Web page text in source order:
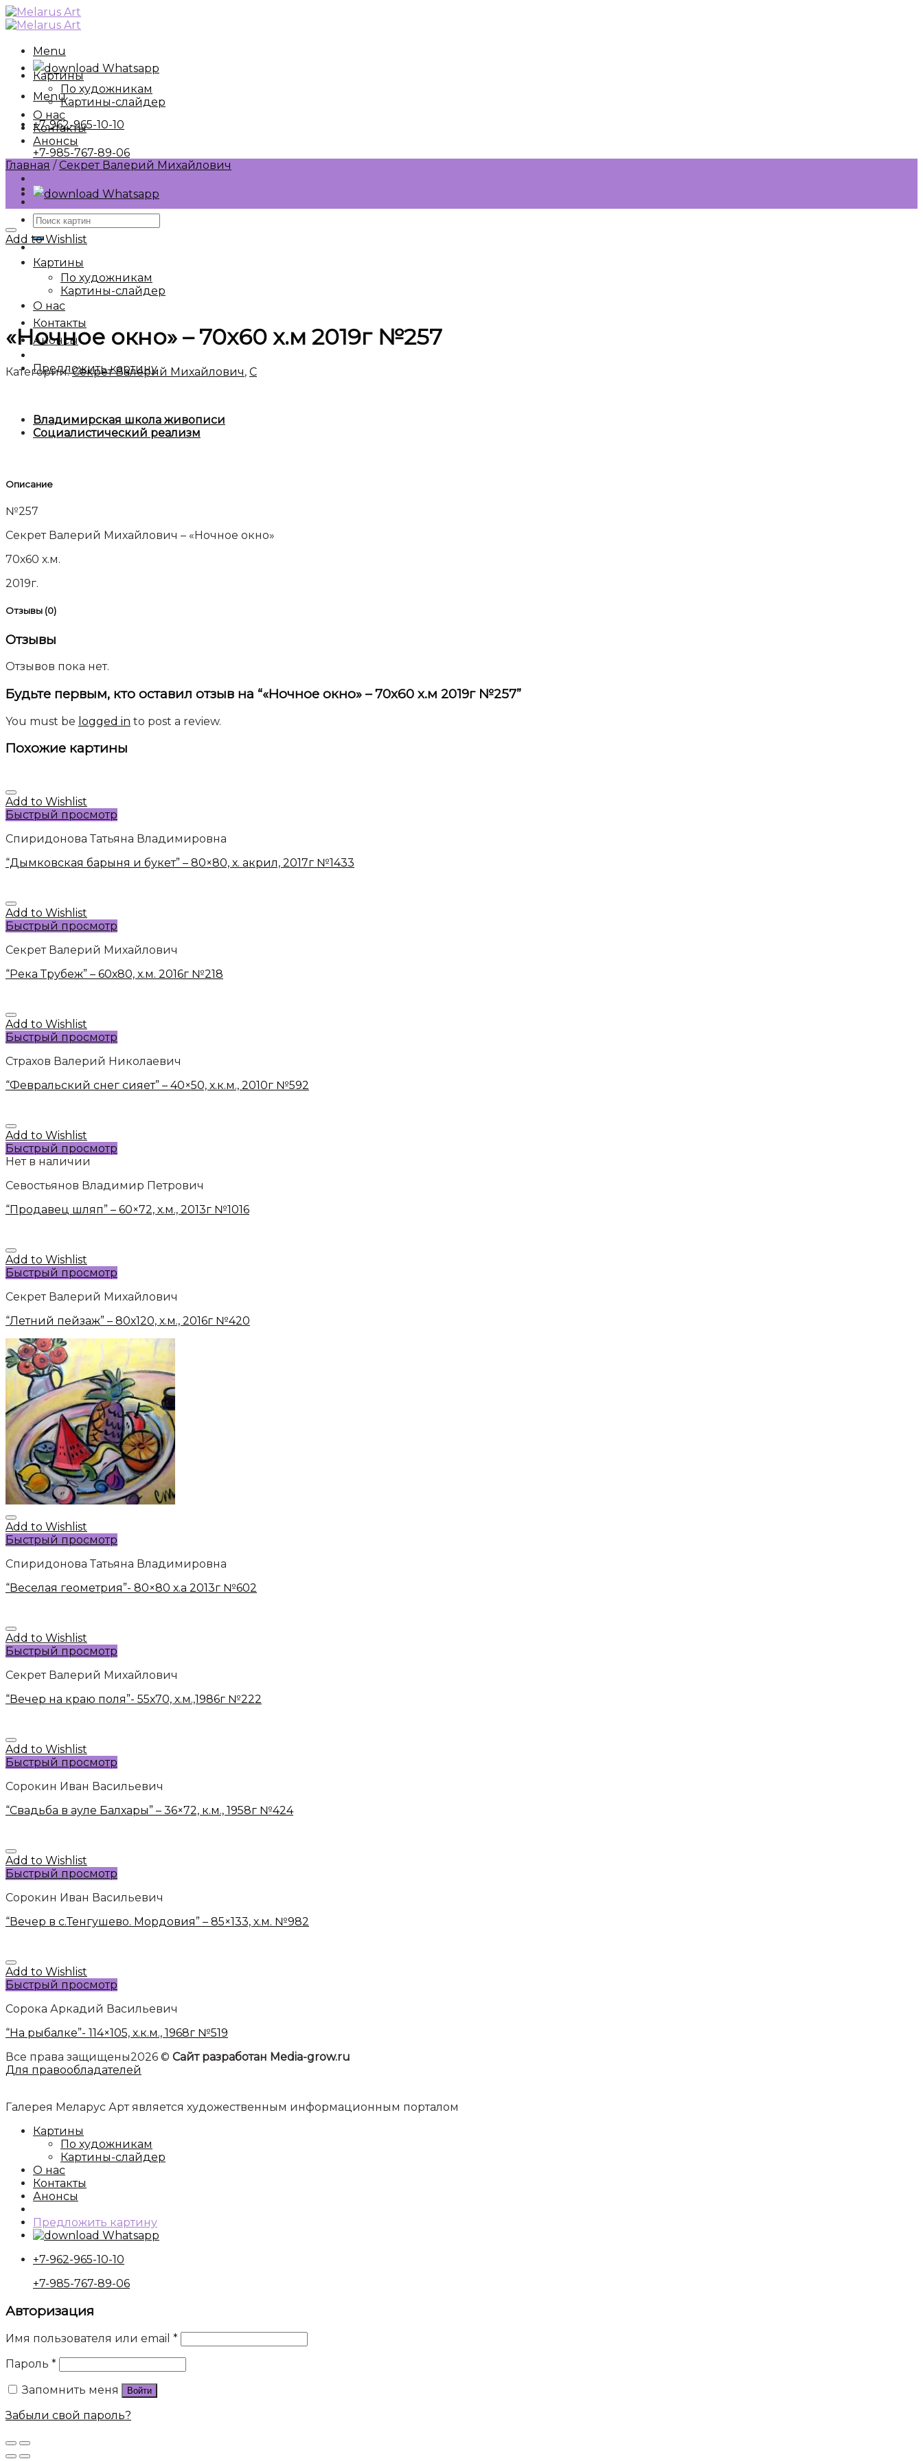
Skip
to
Menu
Whatsapp
Menu
+7-962-965-10-10
+7-985-767-89-06
Whatsapp
Искать:
Картины
По художникам
Картины-слайдер
О нас
Контакты
Анонсы
Предложить картину
Картины
По художникам
Картины-слайдер
О нас
Контакты
Анонсы
Главная / Секрет Валерий Михайлович
Add to Wishlist
«Ночное окно» – 70х60 х.м 2019г №257
Категории:Секрет Валерий Михайлович, C
Владимирская школа живописи
Социалистический реализм
Описание
№257
Секрет Валерий Михайлович – «Ночное окно»
70х60 х.м.
2019г.
Отзывы (0)
Отзывы
Отзывов пока нет.
Будьте первым, кто оставил отзыв на “«Ночное окно» – 70х60 х.м 2019г №257”
You must be logged in to post a review.
Похожие картины
Add to Wishlist
Быстрый просмотр
Спиридонова Татьяна Владимировна
“Дымковская барыня и букет” – 80×80, х. акрил, 2017г №1433
Add to Wishlist
Быстрый просмотр
Секрет Валерий Михайлович
“Река Трубеж” – 60х80, х.м. 2016г №218
Add to Wishlist
Быстрый просмотр
Страхов Валерий Николаевич
“Февральский снег сияет” – 40×50, х.к.м., 2010г №592
Add to Wishlist
Быстрый просмотр
Нет в наличии
Севостьянов Владимир Петрович
“Продавец шляп” – 60×72, х.м., 2013г №1016
Add to Wishlist
Быстрый просмотр
Секрет Валерий Михайлович
“Летний пейзаж” – 80х120, х.м., 2016г №420
Add to Wishlist
Быстрый просмотр
Спиридонова Татьяна Владимировна
“Веселая геометрия”- 80×80 х.а 2013г №602
Add to Wishlist
Быстрый просмотр
Секрет Валерий Михайлович
“Вечер на краю поля”- 55х70, х.м.,1986г №222
Add to Wishlist
Быстрый просмотр
Сорокин Иван Васильевич
“Свадьба в ауле Балхары” – 36×72, к.м., 1958г №424
Add to Wishlist
Быстрый просмотр
Сорокин Иван Васильевич
“Вечер в с.Тенгушево. Мордовия” – 85×133, х.м. №982
Add to Wishlist
Быстрый просмотр
Сорока Аркадий Васильевич
“На рыбалке”- 114×105, х.к.м., 1968г №519
Все права защищены2026 © Сайт разработан Media-grow.ru
Для правообладателей
Галерея Меларус Арт является художественным информационным порталом
Картины
По художникам
Картины-слайдер
О нас
Контакты
Анонсы
Предложить картину
Whatsapp
+7-962-965-10-10
+7-985-767-89-06
Авторизация
Имя пользователя или email *
Пароль *
Запомнить меня
Войти
Забыли свой пароль?